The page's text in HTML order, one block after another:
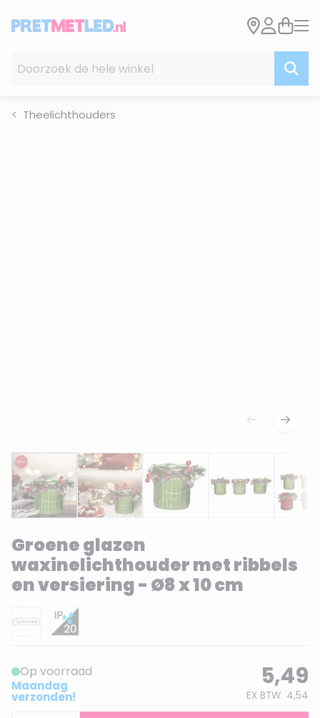
Theelichthouders
Groene glazen
waxinelichthouder met ribbels
en versiering - Ø8 x 10 cm
Op voorraad
Maandag
verzonden!
5,49
EX BTW 4,54